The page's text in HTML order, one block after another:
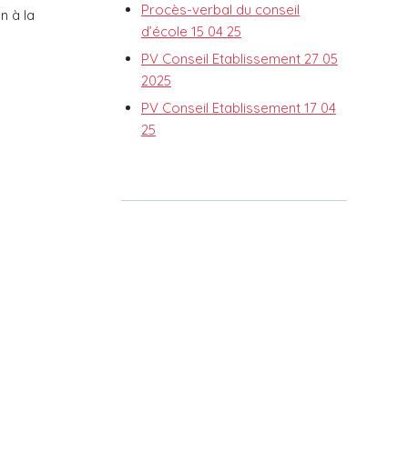
à la
Procès-verbal du conseil
d’école 15 04 25
PV Conseil Etablissement 27 05
2025
PV Conseil Etablissement 17 04
25